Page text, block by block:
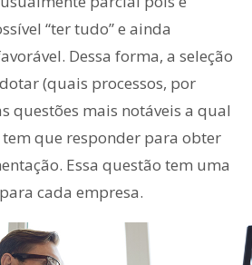
“ter tudo” e ainda
Dessa forma, a seleção
(quais processos, por
questões mais notáveis a qual
que responder para obter
Essa questão tem uma
cada empresa.